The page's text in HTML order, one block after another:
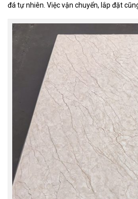
đá tự nhiên. Việc vận chuyển, lắp đặt